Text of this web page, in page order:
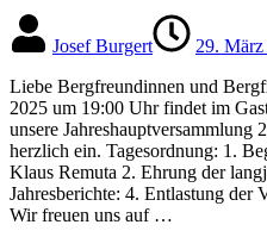
Josef Burgert 29.
Liebe Bergfreundinnen und
2025 um 19:00 Uhr findet im
unsere Jahreshauptversammlung
herzlich ein. Tagesordnung: 1.
Klaus Remuta 2. Ehrung der
Jahresberichte: 4. Entlastung der
Wir freuen uns auf …